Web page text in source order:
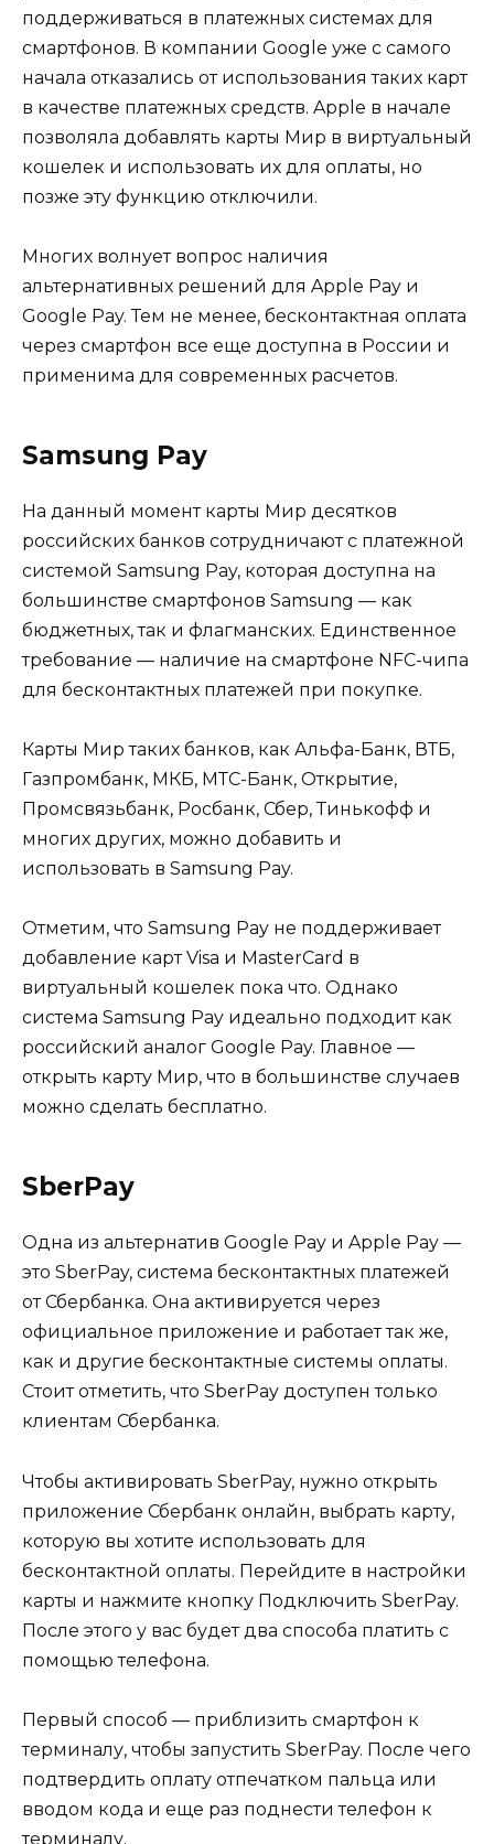
поддерживаться в платежных системах для
смартфонов. В компании Google уже с самого
начала отказались от использования таких карт
в качестве платежных средств. Apple в начале
позволяла добавлять карты Мир в виртуальный
кошелек и использовать их для оплаты, но
позже эту функцию отключили.
Многих волнует вопрос наличия
альтернативных решений для Apple Pay и
Google Pay. Тем не менее, бесконтактная оплата
через смартфон все еще доступна в России и
применима для современных расчетов.
Samsung Pay
На данный момент карты Мир десятков
российских банков сотрудничают с платежной
системой Samsung Pay, которая доступна на
большинстве смартфонов Samsung — как
бюджетных, так и флагманских. Единственное
требование — наличие на смартфоне NFC-чипа
для бесконтактных платежей при покупке.
Карты Мир таких банков, как Альфа-Банк, ВТБ,
Газпромбанк, МКБ, МТС-Банк, Открытие,
Промсвязьбанк, Росбанк, Сбер, Тинькофф и
многих других, можно добавить и
использовать в Samsung Pay.
Отметим, что Samsung Pay не поддерживает
добавление карт Visa и MasterCard в
виртуальный кошелек пока что. Однако
система Samsung Pay идеально подходит как
российский аналог Google Pay. Главное —
открыть карту Мир, что в большинстве случаев
можно сделать бесплатно.
SberPay
Одна из альтернатив Google Pay и Apple Pay —
это SberPay, система бесконтактных платежей
от Сбербанка. Она активируется через
официальное приложение и работает так же,
как и другие бесконтактные системы оплаты.
Стоит отметить, что SberPay доступен только
клиентам Сбербанка.
Чтобы активировать SberPay, нужно открыть
приложение Сбербанк онлайн, выбрать карту,
которую вы хотите использовать для
бесконтактной оплаты. Перейдите в настройки
карты и нажмите кнопку Подключить SberPay.
После этого у вас будет два способа платить с
помощью телефона.
Первый способ — приблизить смартфон к
терминалу, чтобы запустить SberPay. После чего
подтвердить оплату отпечатком пальца или
вводом кода и еще раз поднести телефон к
терминалу.